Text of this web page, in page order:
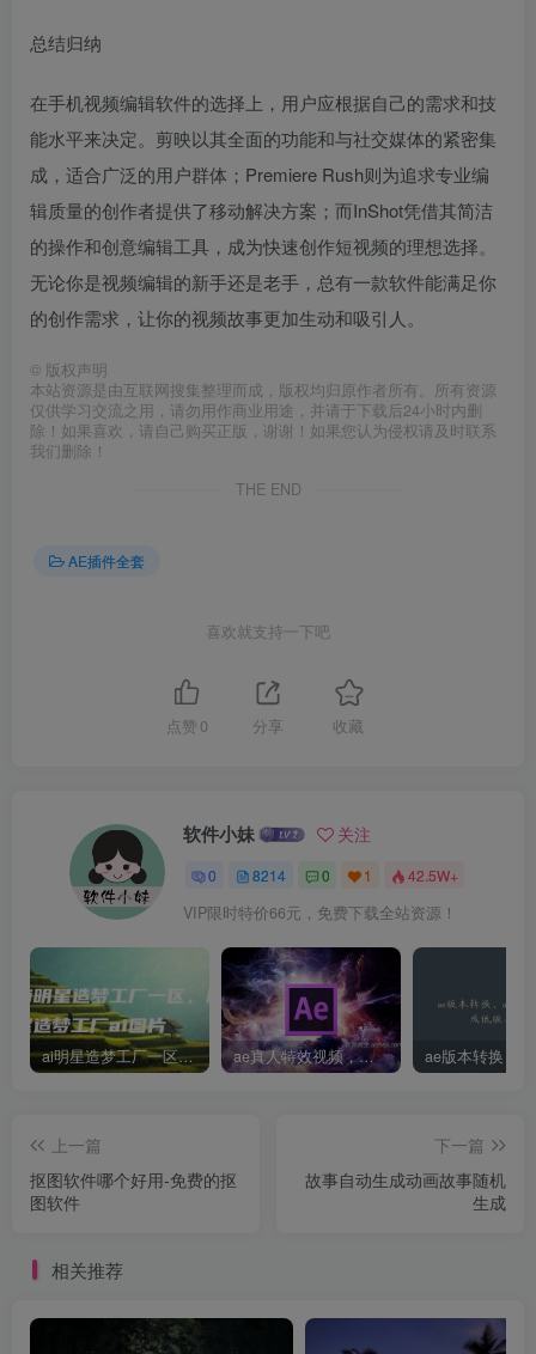
总结归纳
在手机视频编辑软件的选择上，用户应根据自己的需求和技
能水平来决定。剪映以其全面的功能和与社交媒体的紧密集
成，适合广泛的用户群体；Premiere Rush则为追求专业编
辑质量的创作者提供了移动解决方案；而InShot凭借其简洁
的操作和创意编辑工具，成为快速创作短视频的理想选择。
无论你是视频编辑的新手还是老手，总有一款软件能满足你
的创作需求，让你的视频故事更加生动和吸引人。
© 版权声明
本站资源是由互联网搜集整理而成，版权均归原作者所有。所有资源
仅供学习交流之用，请勿用作商业用途，并请于下载后24小时内删
除！如果喜欢，请自己购买正版，谢谢！如果您认为侵权请及时联系
我们删除！
THE END
AE插件全套
喜欢就支持一下吧
点赞 0 分享 收藏
软件小妹 关注
0 8214 0 1 42.5W+
VIP限时特价66元，免费下载全站资源！
ai明星造梦工厂一区，明星造梦工厂ai图片 ae真人特效视频，大学生第一次做ppt怎么做
上一篇
抠图软件哪个好用-免费的抠
图软件
下一篇
故事自动生成动画故事随机
生成
相关推荐